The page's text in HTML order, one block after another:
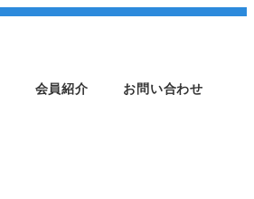
会員紹介 お問い合わせ